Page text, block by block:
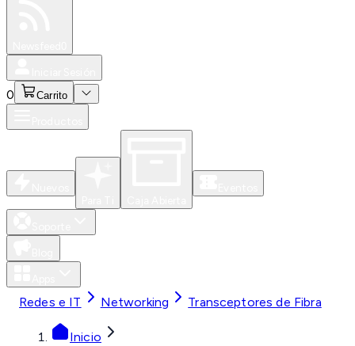
0 Carrito
Redes e IT Networking Transceptores de Fibra
Inicio